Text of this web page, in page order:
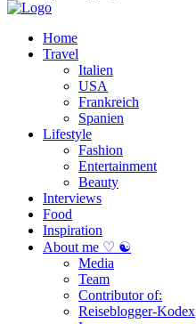
Home
Travel
Italien
USA
Frankreich
Spanien
Lifestyle
Fashion
Entertainment
Beauty
Interviews
Food
Inspiration
About me ♡ ☯
Media
Team
Contributor of:
Reiseblogger-Kodex